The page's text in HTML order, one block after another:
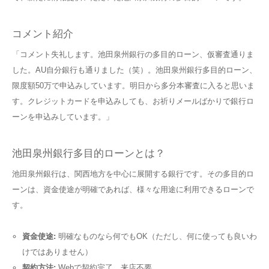
コメント紹介
「コメント失礼します。池田泉州銀行の多目的ローン、仮審査通りま
した。AU自分銀行も通りました（笑）。池田泉州銀行多目的ローン、
限度額50万で申込みしています。明日から多分本審査に入ると思いま
す。クレジットカードを申込みしても、お祈りメールばかりで銀行ロ
ーンを申込みしています。」
池田泉州銀行多目的ローンとは？
池田泉州銀行は、関西地方を中心に展開する銀行です。その多目的ロ
ーンは、資金使途が明確であれば、様々な用途に利用できるローンで
す。
資金使途: 明確なものなら何でもOK（ただし、何に使っても良いわ
けではありません）